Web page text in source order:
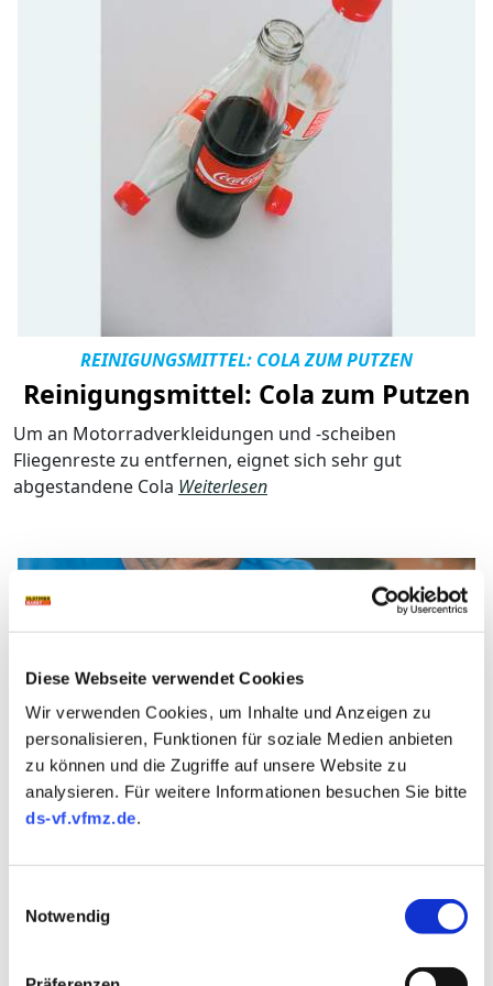
Diese Webseite verwendet Cookies
Wir verwenden Cookies, um Inhalte und Anzeigen zu
personalisieren, Funktionen für soziale Medien anbieten
zu können und die Zugriffe auf unsere Website zu
analysieren. Für weitere Informationen besuchen Sie bitte
ds-vf.vfmz.de.
Notwendig
REINIGUNGSMITTEL: COLA ZUM PUTZEN
Reinigungsmittel: Cola zum Putzen
Um an Motorradverkleidungen und -scheiben
Fliegenreste zu entfernen, eignet sich sehr gut
abgestandene Cola Weiterlesen